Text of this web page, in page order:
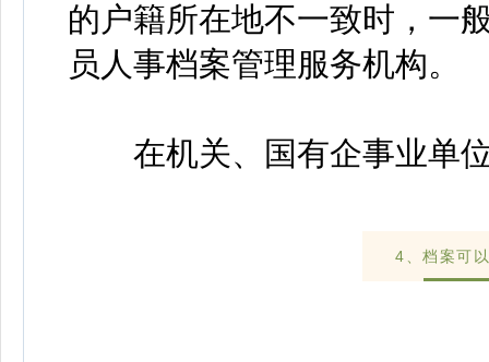
的户籍所在地不一致时，一
员人事档案管理服务机构。
在机关、国有企事业单位
4、档案可